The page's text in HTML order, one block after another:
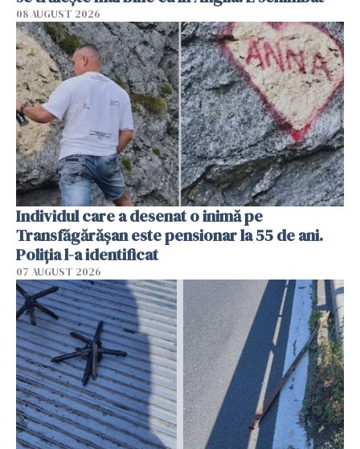
08 AUGUST 2026
Individul care a desenat o inimă pe
Transfăgărășan este pensionar la 55 de ani.
Poliția l-a identificat
07 AUGUST 2026